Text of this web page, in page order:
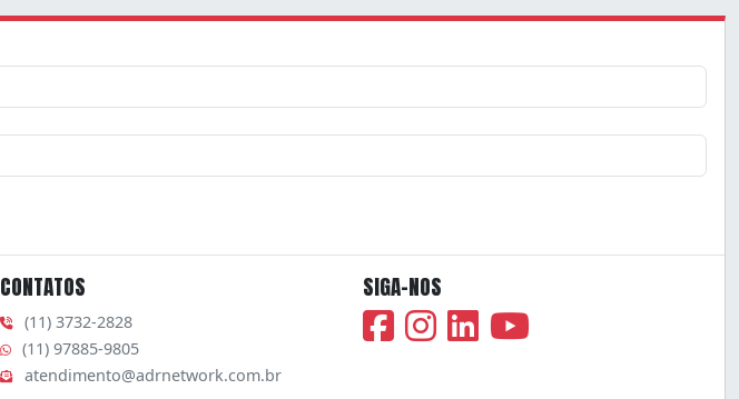
CONTATOS
(11) 3732-2828
(11) 97885-9805
atendimento@adrnetwork.com.br
SIGA-NOS